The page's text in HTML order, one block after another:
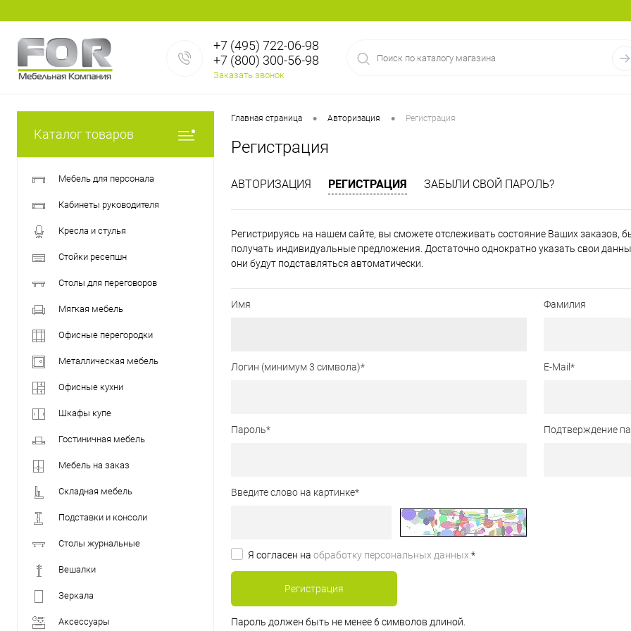
+7 (495) 722-06-98
+7 (800) 300-56-98
Заказать звонок
Каталог товаров
Мебель для персонала
Кабинеты руководителя
Кресла и стулья
Стойки ресепшн
Столы для переговоров
Мягкая мебель
Офисные перегородки
Металлическая мебель
Офисные кухни
Шкафы купе
Гостиничная мебель
Мебель на заказ
Складная мебель
Подставки и консоли
Столы журнальные
Вешалки
Зеркала
Аксессуары
Главная страница • Авторизация • Регистрация
Регистрация
АВТОРИЗАЦИЯ РЕГИСТРАЦИЯ ЗАБЫЛИ СВОЙ ПАРОЛЬ?
Регистрируясь на нашем сайте, вы сможете отслеживать состояние Ваших заказов,
получать индивидуальные предложения. Достаточно однократно указать свои
они будут подставляться автоматически.
Имя Фамилия
Логин (минимум 3 символа)* E-Mail *
Пароль* Подтверждение
Введите слово на картинке*
Я согласен на обработку персональных данных.*
Пароль должен быть не менее 6 символов длиной.